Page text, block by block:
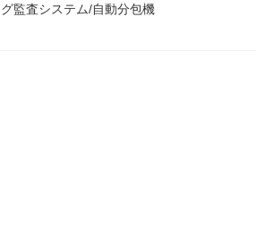
監査システム/自動分包機